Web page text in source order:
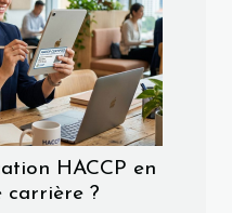
HACCP en
carrière ?